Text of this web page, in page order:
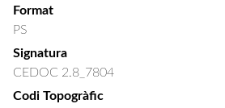
Format
PS
Signatura
CEDOC 2.8_7804
Codi Topogràfic